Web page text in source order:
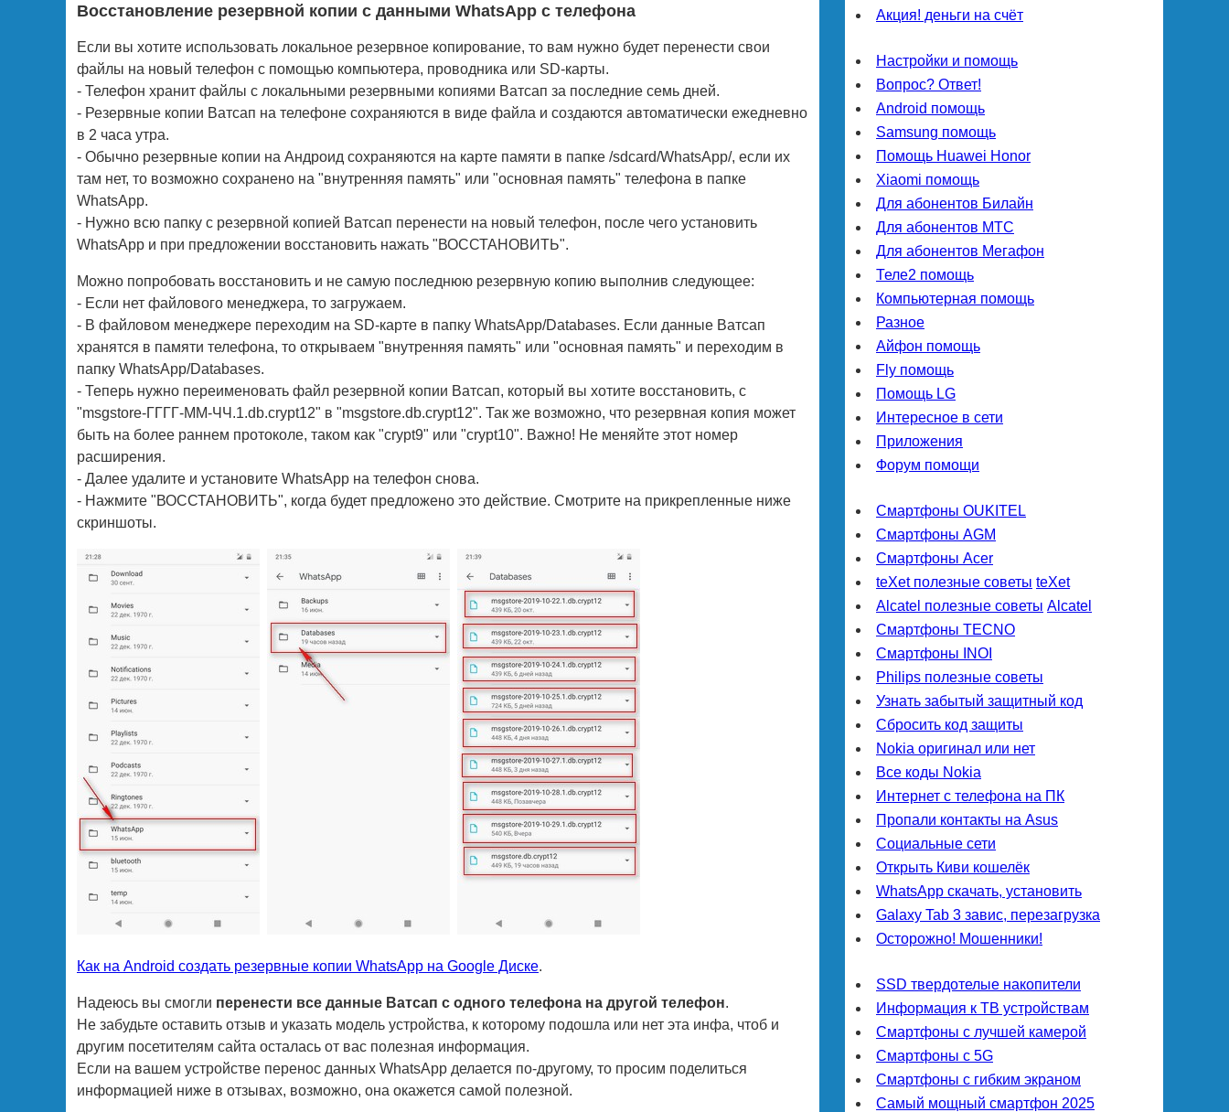
Восстановление резервной копии с данными WhatsApp с телефона
Если вы хотите использовать локальное резервное копирование, то вам нужно будет перенести свои
файлы на новый телефон с помощью компьютера, проводника или SD-карты.
- Телефон хранит файлы с локальными резервными копиями Ватсап за последние семь дней.
- Резервные копии Ватсап на телефоне сохраняются в виде файла и создаются автоматически ежедневно
в 2 часа утра.
- Обычно резервные копии на Андроид сохраняются на карте памяти в папке /sdcard/WhatsApp/, если их
там нет, то возможно сохранено на "внутренняя память" или "основная память" телефона в папке
WhatsApp.
- Нужно всю папку с резервной копией Ватсап перенести на новый телефон, после чего установить
WhatsApp и при предложении восстановить нажать "ВОССТАНОВИТЬ".
Можно попробовать восстановить и не самую последнюю резервную копию выполнив следующее:
- Если нет файлового менеджера, то загружаем.
- В файловом менеджере переходим на SD-карте в папку WhatsApp/Databases. Если данные Ватсап
хранятся в памяти телефона, то открываем "внутренняя память" или "основная память" и переходим в
папку WhatsApp/Databases.
- Теперь нужно переименовать файл резервной копии Ватсап, который вы хотите восстановить, с
"msgstore-ГГГГ-ММ-ЧЧ.1.db.crypt12" в "msgstore.db.crypt12". Так же возможно, что резервная копия может
быть на более раннем протоколе, таком как "crypt9" или "crypt10". Важно! Не меняйте этот номер
расширения.
- Далее удалите и установите WhatsApp на телефон снова.
- Нажмите "ВОССТАНОВИТЬ", когда будет предложено это действие. Смотрите на прикрепленные ниже
скриншоты.
Как на Android создать резервные копии WhatsApp на Google Диске.
Надеюсь вы смогли перенести все данные Ватсап с одного телефона на другой телефон.
Не забудьте оставить отзыв и указать модель устройства, к которому подошла или нет эта инфа, чтоб и
другим посетителям сайта осталась от вас полезная информация.
Если на вашем устройстве перенос данных WhatsApp делается по-другому, то просим поделиться
информацией ниже в отзывах, возможно, она окажется самой полезной.
Акция! деньги на счёт
Настройки и помощь
Вопрос? Ответ!
Android помощь
Samsung помощь
Помощь Huawei Honor
Xiaomi помощь
Для абонентов Билайн
Для абонентов МТС
Для абонентов Мегафон
Теле2 помощь
Компьютерная помощь
Разное
Айфон помощь
Fly помощь
Помощь LG
Интересное в сети
Приложения
Форум помощи
Смартфоны OUKITEL
Смартфоны AGM
Смартфоны Acer
teXet полезные советы teXet
Alcatel полезные советы Alcatel
Смартфоны TECNO
Смартфоны INOI
Philips полезные советы
Узнать забытый защитный код
Сбросить код защиты
Nokia оригинал или нет
Все коды Nokia
Интернет с телефона на ПК
Пропали контакты на Asus
Социальные сети
Открыть Киви кошелёк
WhatsApp скачать, установить
Galaxy Tab 3 завис, перезагрузка
Осторожно! Мошенники!
SSD твердотелые накопители
Информация к ТВ устройствам
Смартфоны с лучшей камерой
Смартфоны с 5G
Смартфоны с гибким экраном
Самый мощный смартфон 2025